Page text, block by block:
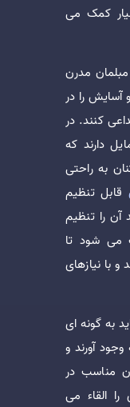
کمک می
مدرن
آسایش را در
کنند. در
دارند که
به راحتی
قابل تنظیم
آن را تنظیم
می شود تا
با نیازهای
به گونه ای
آورند و
مناسب در
القاء می